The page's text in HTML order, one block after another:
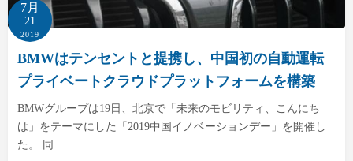
7月
21
2019
BMWはテンセントと提携し、中国初の自動運転
プライベートクラウドプラットフォームを構築
BMWグループは19日、北京で「未来のモビリティ、こんにち
は」をテーマにした「2019中国イノベーションデー」を開催し
た。 同…